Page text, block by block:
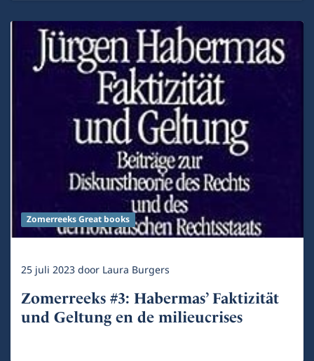
Zomerreeks Great books
25 juli 2023door Laura Burgers
Zomerreeks #3: Habermas’ Faktizität
und Geltung en de milieucrises